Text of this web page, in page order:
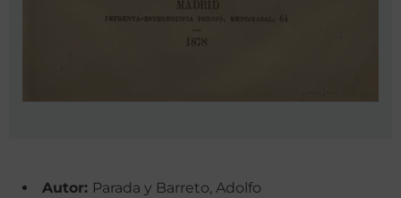
Autor: Parada y Barreto, Adolfo